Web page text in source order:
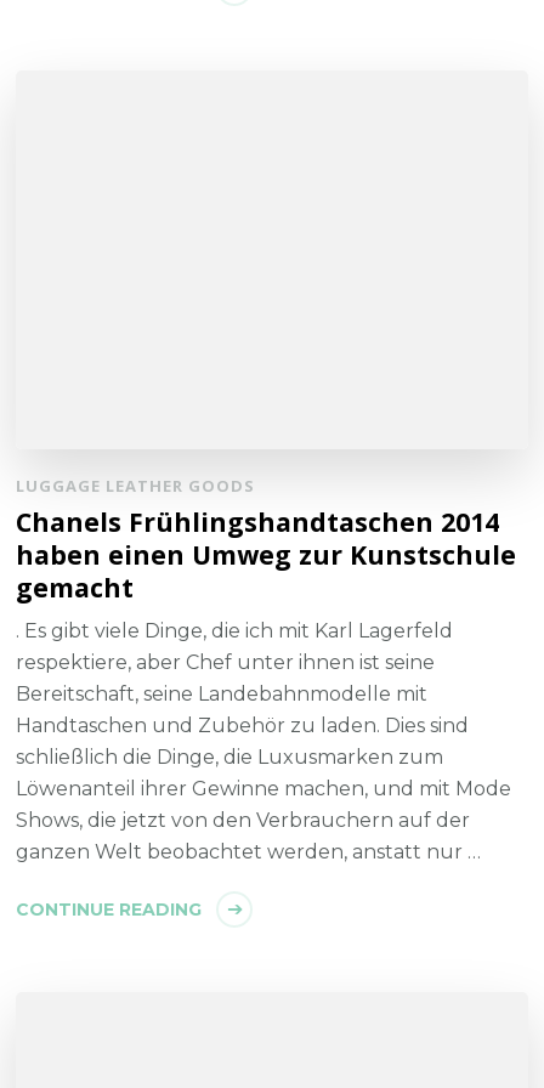
LUGGAGE LEATHER GOODS
Chanels Frühlingshandtaschen 2014
haben einen Umweg zur Kunstschule
gemacht
. Es gibt viele Dinge, die ich mit Karl Lagerfeld
respektiere, aber Chef unter ihnen ist seine
Bereitschaft, seine Landebahnmodelle mit
Handtaschen und Zubehör zu laden. Dies sind
schließlich die Dinge, die Luxusmarken zum
Löwenanteil ihrer Gewinne machen, und mit Mode
Shows, die jetzt von den Verbrauchern auf der
ganzen Welt beobachtet werden, anstatt nur …
CONTINUE READING